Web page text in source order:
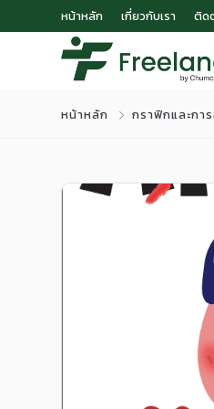
หน้าหลัก เกี่ยวกับเรา ติด
หน้าหลัก กราฟิกและกา